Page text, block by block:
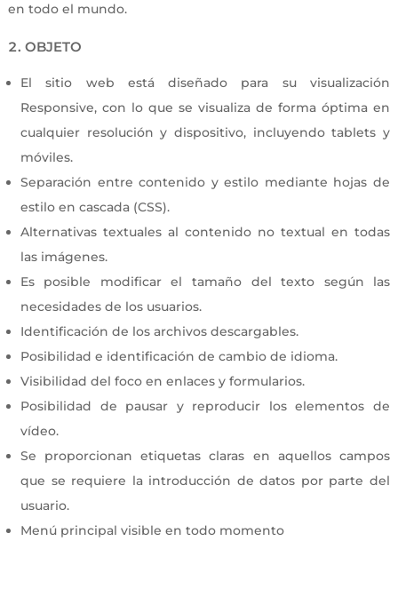
en todo el mundo.
OBJETO
El sitio web está diseñado para su visualización
Responsive, con lo que se visualiza de forma óptima en
cualquier resolución y dispositivo, incluyendo tablets y
móviles.
Separación entre contenido y estilo mediante hojas de
estilo en cascada (CSS).
Alternativas textuales al contenido no textual en todas
las imágenes.
Es posible modificar el tamaño del texto según las
necesidades de los usuarios.
Identificación de los archivos descargables.
Posibilidad e identificación de cambio de idioma.
Visibilidad del foco en enlaces y formularios.
Posibilidad de pausar y reproducir los elementos de
vídeo.
Se proporcionan etiquetas claras en aquellos campos
que se requiere la introducción de datos por parte del
usuario.
Menú principal visible en todo momento